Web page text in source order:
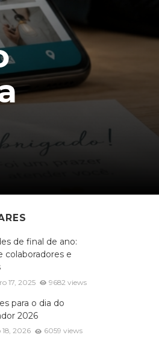
de final de ano:
colaboradores e
17, 2025 9682 views
para o dia do
2026
2026 6059 views